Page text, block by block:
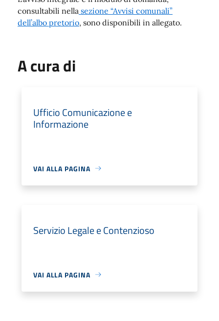
consultabili nella sezione “Avvisi comunali”
dell’albo pretorio, sono disponibili in allegato.
A cura di
Ufficio Comunicazione e
Informazione
VAI ALLA PAGINA
Servizio Legale e Contenzioso
VAI ALLA PAGINA